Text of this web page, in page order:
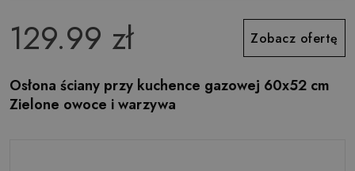
129.99 zł Zobacz ofertę
Osłona ściany przy kuchence gazowej 60x52 cm
Zielone owoce i warzywa